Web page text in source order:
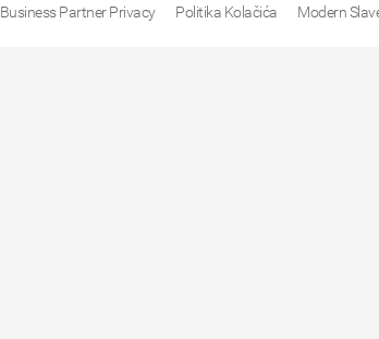
Business Partner Privacy Politika Kolačića Modern